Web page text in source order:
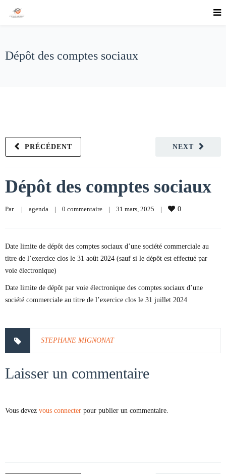
Dépôt des comptes sociaux
NEXT
PRÉCÉDENT
Dépôt des comptes sociaux
Par | agenda | 0 commentaire | 31 mars, 2025 | 0
Date limite de dépôt des comptes sociaux d’une société commerciale au
titre de l’exercice clos le 31 août 2024 (sauf si le dépôt est effectué par
voie électronique)
Date limite de dépôt par voie électronique des comptes sociaux d’une
société commerciale au titre de l’exercice clos le 31 juillet 2024
STEPHANE MIGNONAT
Laisser un commentaire
Vous devez vous connecter pour publier un commentaire.